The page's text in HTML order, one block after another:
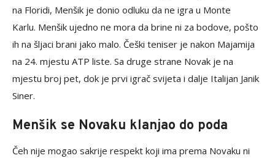
na Floridi, Menšik je donio odluku da ne igra u Monte
Karlu. Menšik ujedno ne mora da brine ni za bodove, pošto
ih na šljaci brani jako malo. Češki teniser je nakon Majamija
na 24. mjestu ATP liste. Sa druge strane Novak je na
mjestu broj pet, dok je prvi igrač svijeta i dalje Italijan Janik
Siner.
Menšik se Novaku klanjao do poda
Čeh nije mogao sakrije respekt koji ima prema Novaku ni